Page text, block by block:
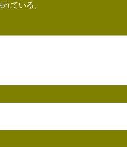
ている。